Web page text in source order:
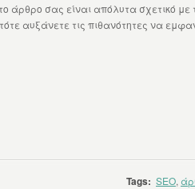
άρθρο σας είναι απόλυτα σχετικό με
αυξάνετε τις πιθανότητες να
Tags: SEO,